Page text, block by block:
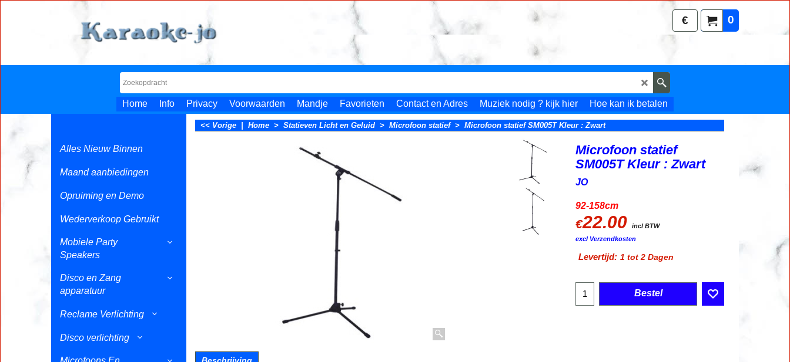
0
€
Home Info Privacy Voorwaarden Mandje Favorieten Contact en Adres Muziek nodig ? kijk hier Hoe kan ik betalen
Alles Nieuw Binnen
Maand aanbiedingen
Opruiming en Demo
Wederverkoop Gebruikt
Mobiele Party
Speakers
Disco en Zang
apparatuur
Reclame Verlichting
Disco verlichting
<< Vorige Home > Statieven Licht en Geluid > Microfoon statief > Microfoon statief SM005T Kleur : Zwart
Microfoon statief
SM005T Kleur : Zwart
JO
92-158cm
€22.00
incl BTW
excl Verzendkosten
Levertijd: 1 tot 2 Dagen
Bestel